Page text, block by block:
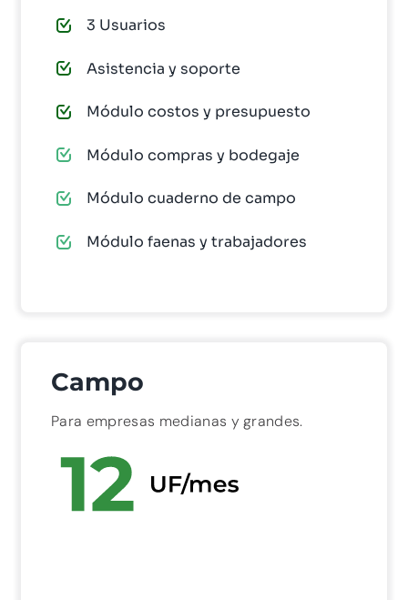
PRUÉBALO GRATIS
3 Usuarios
Asistencia y soporte
Módulo costos y presupuesto
Módulo compras y bodegaje
Módulo cuaderno de campo
Módulo faenas y trabajadores
Campo
Para empresas medianas y grandes.